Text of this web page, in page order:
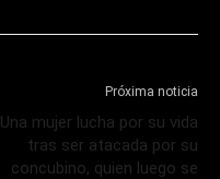
Próxima noticia
Una mujer lucha por su vida
tras ser atacada por su
concubino, quien luego se